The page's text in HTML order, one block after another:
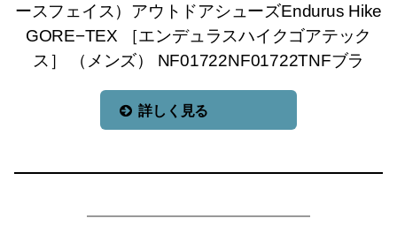
ースフェイス）アウトドアシューズEndurus Hike
GORE−TEX ［エンデュラスハイクゴアテック
ス］ （メンズ） NF01722NF01722TNFブラ
詳しく見る